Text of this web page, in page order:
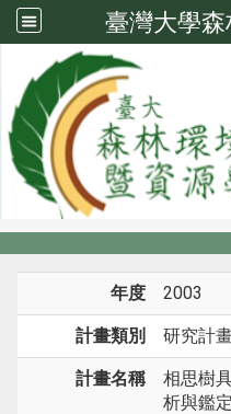
臺灣大學
系所成員
系所成員
年度 2003
計畫類別 研究計
計畫名稱
相思樹
析與鑑